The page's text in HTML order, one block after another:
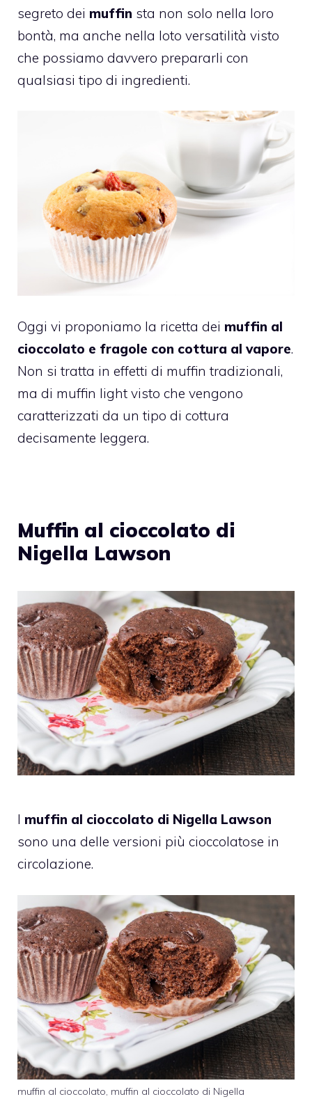
segreto dei muffin sta non solo nella loro
bontà, ma anche nella loto versatilità visto
che possiamo davvero prepararli con
qualsiasi tipo di ingredienti.
Oggi vi proponiamo la ricetta dei muffin al
cioccolato e fragole con cottura al vapore.
Non si tratta in effetti di muffin tradizionali,
ma di muffin light visto che vengono
caratterizzati da un tipo di cottura
decisamente leggera.
Muffin al cioccolato di
Nigella Lawson
I muffin al cioccolato di Nigella Lawson
sono una delle versioni più cioccolatose in
circolazione.
muffin al cioccolato, muffin al cioccolato di Nigella